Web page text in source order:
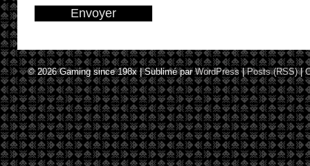
© 2026Gaming since 198x|Sublimé parWordPress|Posts (RSS)|